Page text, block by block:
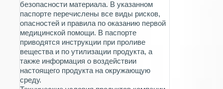
безопасности материала. В указанном
паспорте перечислены все виды рисков,
опасностей и правила по оказанию первой
медицинской помощи. В паспорте
приводятся инструкции при проливе
вещества и по утилизации продукта, а
также информация о воздействии
настоящего продукта на окружающую
среду.